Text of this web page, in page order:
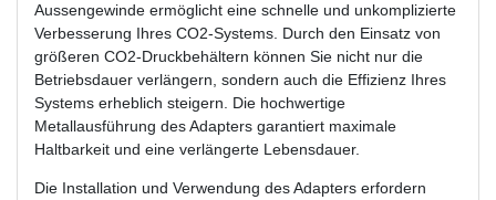
Aussengewinde ermöglicht eine schnelle und unkomplizierte
Verbesserung Ihres CO2-Systems. Durch den Einsatz von
größeren CO2-Druckbehältern können Sie nicht nur die
Betriebsdauer verlängern, sondern auch die Effizienz Ihres
Systems erheblich steigern. Die hochwertige
Metallausführung des Adapters garantiert maximale
Haltbarkeit und eine verlängerte Lebensdauer.
Die Installation und Verwendung des Adapters erfordern